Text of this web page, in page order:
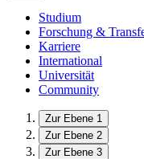
Studium
Forschung &
Karriere
International
Universität
Community
Zur Ebene 1
Zur Ebene 2
Zur Ebene 3